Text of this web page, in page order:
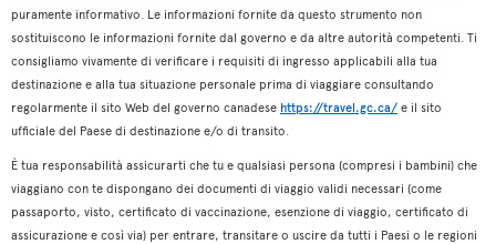
puramente informativo. Le informazioni fornite da questo strumento non
sostituiscono le informazioni fornite dal governo e da altre autorità competenti. Ti
consigliamo vivamente di verificare i requisiti di ingresso applicabili alla tua
destinazione e alla tua situazione personale prima di viaggiare consultando
regolarmente il sito Web del governo canadese https://travel.gc.ca/ e il sito
ufficiale del Paese di destinazione e/o di transito.
È tua responsabilità assicurarti che tu e qualsiasi persona (compresi i bambini) che
viaggiano con te dispongano dei documenti di viaggio validi necessari (come
passaporto, visto, certificato di vaccinazione, esenzione di viaggio, certificato di
assicurazione e così via) per entrare, transitare o uscire da tutti i Paesi o le regioni